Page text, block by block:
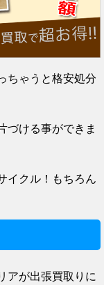
ちゃうと格安処分
づける事ができま
イクル！もちろん
アが出張買取りに